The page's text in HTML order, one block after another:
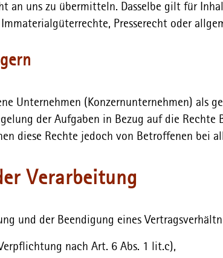
an uns zu übermitteln. Dasselbe gilt für
Presserecht oder
Unternehmen (Konzernunternehmen) als
der Aufgaben in Bezug auf die
diese Rechte jedoch von Betroffenen
Verarbeitung
und der Beendigung eines
nach Art. 6 Abs. 1 lit.c),